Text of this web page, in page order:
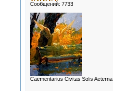
Сообщений: 7733
Сaementarius Civitas Solis Aeterna